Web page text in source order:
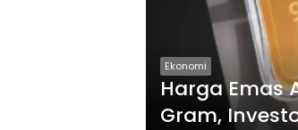
Ekonomi
Harga Emas
Gram,